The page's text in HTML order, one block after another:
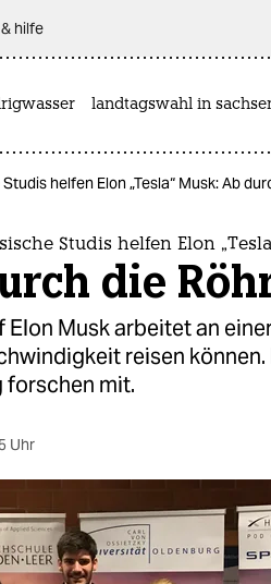
hilfe
landtagswahl in
helfen Elon „Tesla“ Musk: Ab
Studis helfen Elon
die
Elon Musk arbeitet an
reisen können.
forschen mit.
Uhr